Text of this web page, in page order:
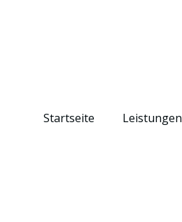
Startseite Leistungen